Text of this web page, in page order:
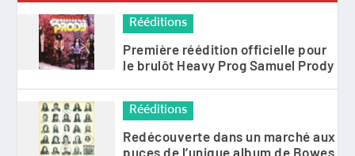
Rééditions
Première réédition officielle pour
le brulôt Heavy Prog Samuel Prody
Rééditions
Redécouverte dans un marché aux
puces de l’unique album de Bowes